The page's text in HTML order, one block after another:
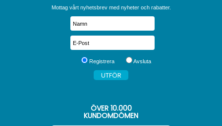
Mottag vårt nyhetsbrev med nyheter och rabatter.
Registrera Avsluta
ÖVER 10.000
KUNDOMDÖMEN